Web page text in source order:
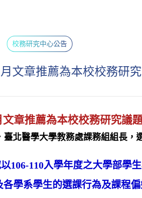
校務研究中心公告
文章推薦為本校校務研
文章推薦為本校校務研究議
臺北醫學大學教務處課務組組長，
110入學年度之大學部學
各學系學生的選課行為及課程